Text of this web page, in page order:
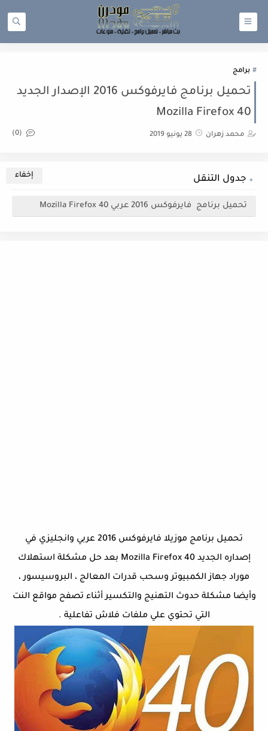
برامج
تحميل برنامج فايرفوكس 2016 الإصدار الجديد
Mozilla Firefox 40
محمد زهران 28 يونيو 2019 (0)
جدول التنقل
تحميل برنامج فايرفوكس 2016 عربي Mozilla Firefox 40
تحميل برنامج موزيلا فايرفوكس 2016 عربي وانجليزي في
إصداره الجديد Mozilla Firefox 40 بعد حل مشكلة استهلاك
موراد جهاز الكمبيوتر وسحب قدرات المعالج ، البروسيسور ،
وأيضا مشكلة حدوث التهنيج والتكسير أثناء تصفح مواقع النت
التي تحتوي علي ملفات فلاش تفاعلية .